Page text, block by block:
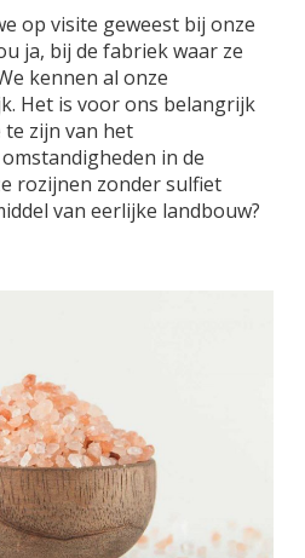
op visite geweest bij onze
ja, bij de fabriek waar ze
kennen al onze
Het is voor ons belangrijk
zijn van het
in de
rozijnen zonder sulfiet
van eerlijke landbouw?